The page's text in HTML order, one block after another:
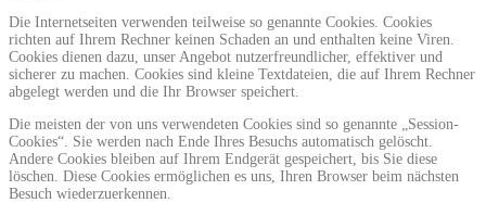
Die Internetseiten verwenden teilweise so genannte Cookies. Cookies
richten auf Ihrem Rechner keinen Schaden an und enthalten keine Viren.
Cookies dienen dazu, unser Angebot nutzerfreundlicher, effektiver und
sicherer zu machen. Cookies sind kleine Textdateien, die auf Ihrem Rechner
abgelegt werden und die Ihr Browser speichert.
Die meisten der von uns verwendeten Cookies sind so genannte „Session-
Cookies“. Sie werden nach Ende Ihres Besuchs automatisch gelöscht.
Andere Cookies bleiben auf Ihrem Endgerät gespeichert, bis Sie diese
löschen. Diese Cookies ermöglichen es uns, Ihren Browser beim nächsten
Besuch wiederzuerkennen.